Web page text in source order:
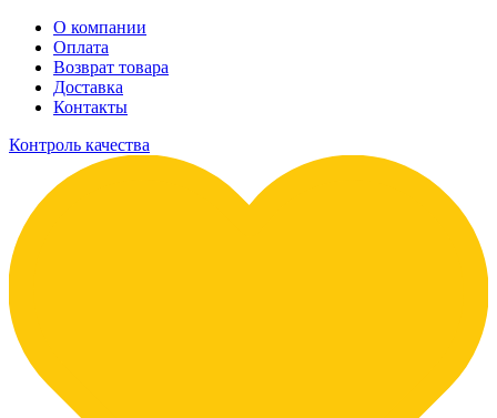
О компании
Оплата
Возврат товара
Доставка
Контакты
Контроль качества